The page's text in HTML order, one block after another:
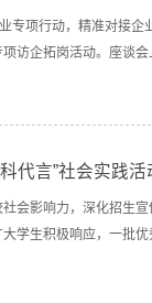
专项行动，精准对接
访企拓岗活动。座谈
聘需求等情况。张娜
代言”社会实践活
会影响力，深化招生
学生积极响应，一批
赵苡萱阔别两年，我